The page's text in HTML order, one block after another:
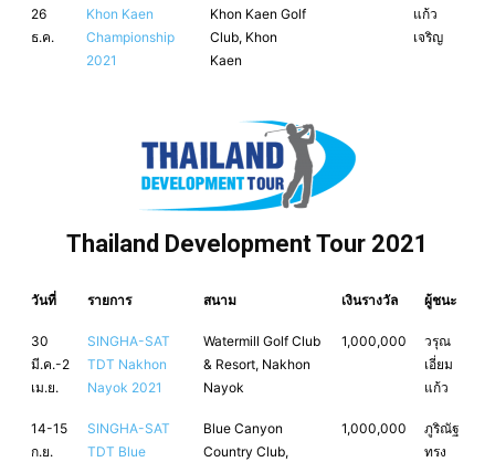
26
ธ.ค.
Khon Kaen
Championship
2021
Khon Kaen Golf
Club, Khon
Kaen
แก้ว
เจริญ
Thailand Development Tour 2021
วันที่ รายการ สนาม เงินรางวัล ผู้ชนะ
30
มี.ค.-2
เม.ย.
SINGHA-SAT
TDT Nakhon
Nayok 2021
Watermill Golf Club
& Resort, Nakhon
Nayok
1,000,000
วรุณ
เอี่ยม
แก้ว
14-15
ก.ย.
SINGHA-SAT
TDT Blue
Blue Canyon
Country Club,
1,000,000
ภูริณัฐ
ทรง